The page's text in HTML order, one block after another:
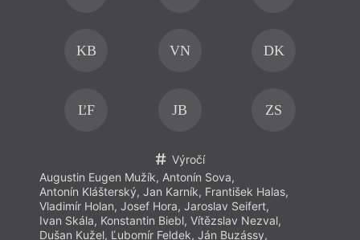
KB VN DK
ĽF JB ZS
Výročí
Augustin Eugen Mužík, Antonín Sova,
Antonín Klášterský, Jan Karník, František Halas,
Vladimír Holan, Josef Hora, Jaroslav Seifert,
Ivan Skála, Konstantin Biebl, Vítězslav Nezval,
Dušan Kužel, Ľubomír Feldek, Ján Buzássy,